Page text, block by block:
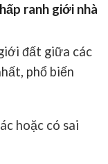
ranh giới nhà
đất giữa các
phổ biến
hoặc có sai